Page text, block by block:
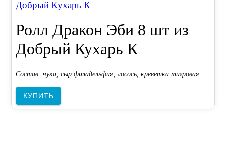
Добрый Кухарь К
Ролл Дракон Эби 8 шт из
Добрый Кухарь К
Состав: чука, сыр филадельфия, лосось, креветка тигровая.
КУПИТЬ